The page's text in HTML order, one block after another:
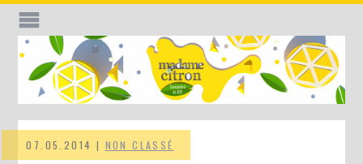
07.05.2014 | NON CLASSÉ